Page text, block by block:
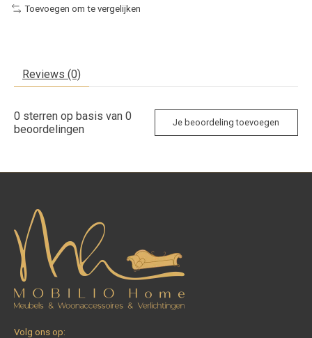
Toevoegen om te vergelijken
Reviews (0)
0 sterren op basis van 0
beoordelingen
Je beoordeling toevoegen
Volg ons op: